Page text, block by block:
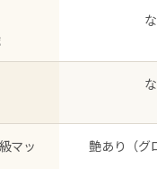
級マッ
艶あり（グ